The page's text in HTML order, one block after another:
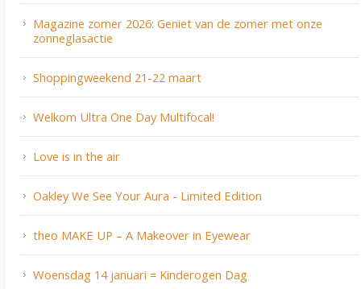
Magazine zomer 2026: Geniet van de zomer met onze
zonneglasactie
Shoppingweekend 21-22 maart
Welkom Ultra One Day Multifocal!
Love is in the air
Oakley We See Your Aura - Limited Edition
theo MAKE UP – A Makeover in Eyewear
Woensdag 14 januari = Kinderogen Dag